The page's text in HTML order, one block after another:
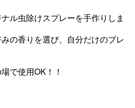
ル虫除けスプレーを手作りしま
の香りを選び、自分だけのブレ
で使用OK！！